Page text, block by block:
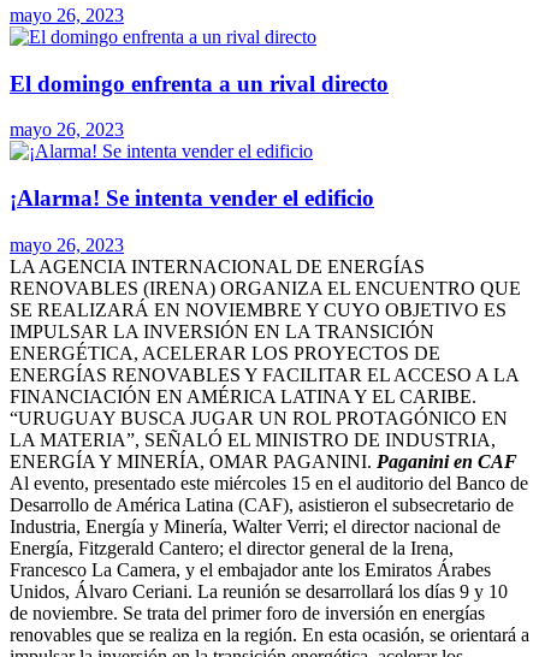
mayo 26, 2023
El domingo enfrenta a un rival directo
mayo 26, 2023
¡Alarma! Se intenta vender el edificio
mayo 26, 2023
LA AGENCIA INTERNACIONAL DE ENERGÍAS
RENOVABLES (IRENA) ORGANIZA EL ENCUENTRO QUE
SE REALIZARÁ EN NOVIEMBRE Y CUYO OBJETIVO ES
IMPULSAR LA INVERSIÓN EN LA TRANSICIÓN
ENERGÉTICA, ACELERAR LOS PROYECTOS DE
ENERGÍAS RENOVABLES Y FACILITAR EL ACCESO A LA
FINANCIACIÓN EN AMÉRICA LATINA Y EL CARIBE.
“URUGUAY BUSCA JUGAR UN ROL PROTAGÓNICO EN
LA MATERIA”, SEÑALÓ EL MINISTRO DE INDUSTRIA,
ENERGÍA Y MINERÍA, OMAR PAGANINI. Paganini en CAF
Al evento, presentado este miércoles 15 en el auditorio del Banco de
Desarrollo de América Latina (CAF), asistieron el subsecretario de
Industria, Energía y Minería, Walter Verri; el director nacional de
Energía, Fitzgerald Cantero; el director general de la Irena,
Francesco La Camera, y el embajador ante los Emiratos Árabes
Unidos, Álvaro Ceriani. La reunión se desarrollará los días 9 y 10
de noviembre. Se trata del primer foro de inversión en energías
renovables que se realiza en la región. En esta ocasión, se orientará a